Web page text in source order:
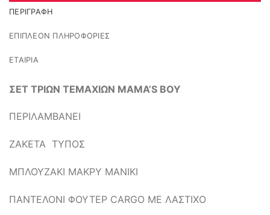
ΠΕΡΙΓΡΑΦΉ
ΕΠΙΠΛΈΟΝ ΠΛΗΡΟΦΟΡΊΕΣ
ΕΤΑΙΡΊΑ
ΣΕΤ ΤΡΙΩΝ ΤΕΜΑΧΙΩΝ MAMA’S BOY
ΠΕΡΙΛΑΜΒΑΝΕΙ
ZAKETA ΤΥΠΟΣ
ΜΠΛΟΥΖΑΚΙ ΜΑΚΡΥ ΜΑΝΙΚΙ
ΠΑΝΤΕΛΟΝΙ ΦΟΥΤΕΡ CARGO ΜΕ ΛΑΣΤΙΧΟ